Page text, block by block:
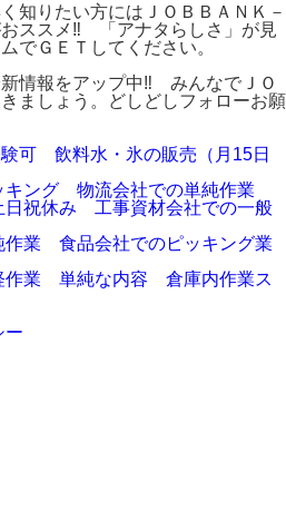
知りたい方にはＪＯＢＢＡＮＫ－
おススメ‼ 「アナタらしさ」が見
でＧＥＴしてください。
情報をアップ中‼ みんなでＪＯ
ましょう。どしどしフォローお願
験可 飲料水・氷の販売（月15日
キング 物流会社での単純作業
日祝休み 工事資材会社での一般
作業 食品会社でのピッキング業
作業 単純な内容 倉庫内作業ス